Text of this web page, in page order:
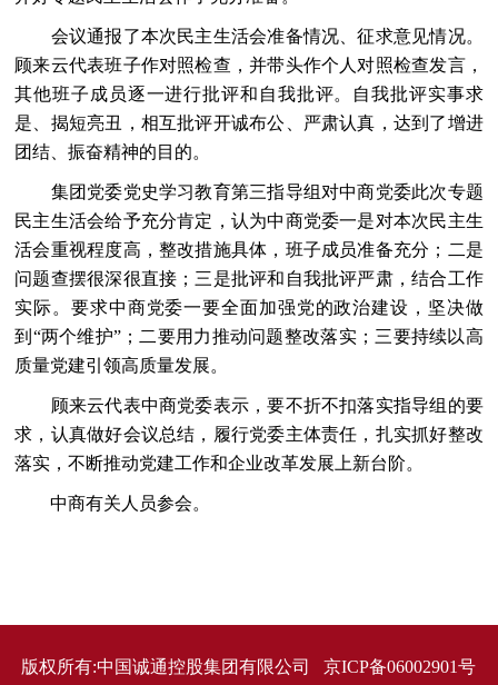
会议通报了本次民主生活会准备情况、征求意见情况。
顾来云代表班子作对照检查，并带头作个人对照检查发言，
其他班子成员逐一进行批评和自我批评。自我批评实事求
是、揭短亮丑，相互批评开诚布公、严肃认真，达到了增进
团结、振奋精神的目的。
集团党委党史学习教育第三指导组对中商党委此次专题
民主生活会给予充分肯定，认为中商党委一是对本次民主生
活会重视程度高，整改措施具体，班子成员准备充分；二是
问题查摆很深很直接；三是批评和自我批评严肃，结合工作
实际。要求中商党委一要全面加强党的政治建设，坚决做
到“两个维护”；二要用力推动问题整改落实；三要持续以高
质量党建引领高质量发展。
顾来云代表中商党委表示，要不折不扣落实指导组的要
求，认真做好会议总结，履行党委主体责任，扎实抓好整改
落实，不断推动党建工作和企业改革发展上新台阶。
中商有关人员参会。
版权所有:中国诚通控股集团有限公司 京ICP备06002901号